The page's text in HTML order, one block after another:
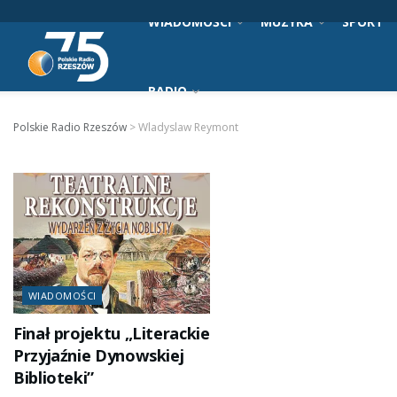
WIADOMOŚCI MUZYKA SPORT
RADIO
Polskie Radio Rzeszów >Wladyslaw Reymont
WIADOMOŚCI
Finał projektu „Literackie
Przyjaźnie Dynowskiej
Biblioteki”